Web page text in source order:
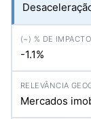
-1.1%
Mercados